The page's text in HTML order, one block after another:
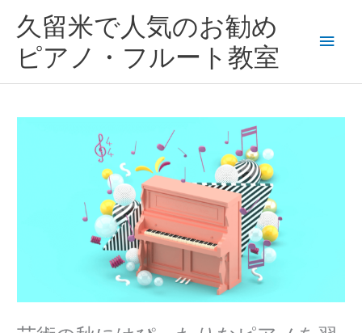
久留米で人気のお勧め
ピアノ・フルート教室
イ
ン
メ